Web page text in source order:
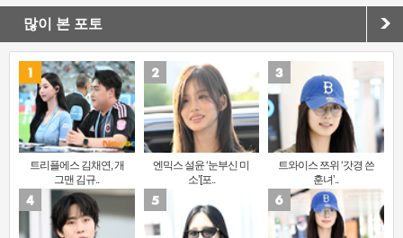
많이 본 포토
트리플에스 김채연, 개
그맨 김규..
엔믹스 설윤 ‘눈부신 미
소’[포..
트와이스 쯔위 ‘갓경 쓴
훈녀’..